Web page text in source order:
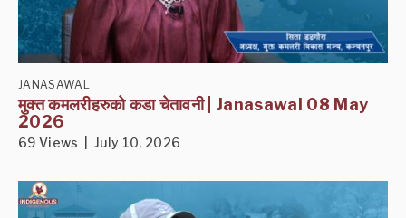
JANASAWAL
मुक्त कमलरीहरुको कडा चेतावनी | Janasawal 08 May
2026
69 Views | July 10, 2026